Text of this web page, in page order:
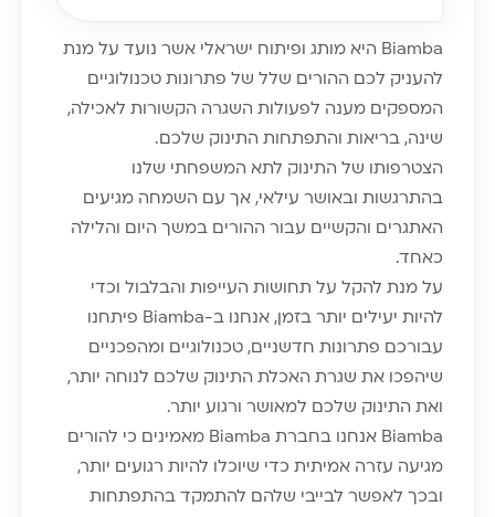
Biamba היא מותג ופיתוח ישראלי אשר נועד על מנת
להעניק לכם ההורים שלל של פתרונות טכנולוגיים
המספקים מענה לפעולות השגרה הקשורות לאכילה,
שינה, בריאות והתפתחות התינוק שלכם.
הצטרפותו של התינוק לתא המשפחתי שלנו
בהתרגשות ובאושר עילאי, אך עם השמחה מגיעים
האתגרים והקשיים עבור ההורים במשך היום והלילה
כאחד.
על מנת להקל על תחושות העייפות והבלבול וכדי
להיות יעילים יותר בזמן, אנחנו ב-Biamba פיתחנו
עבורכם פתרונות חדשניים, טכנולוגיים ומהפכניים
שיהפכו את שגרת האכלת התינוק שלכם לנוחה יותר,
ואת התינוק שלכם למאושר ורגוע יותר.
Biamba אנחנו בחברת Biamba מאמינים כי להורים
מגיעה עזרה אמיתית כדי שיוכלו להיות רגועים יותר,
ובכך לאפשר לבייבי שלהם להתמקד בהתפתחות